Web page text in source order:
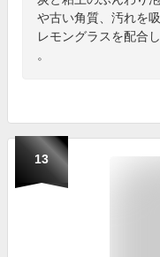
や古い角質、汚れを
レモングラスを配合
。
13